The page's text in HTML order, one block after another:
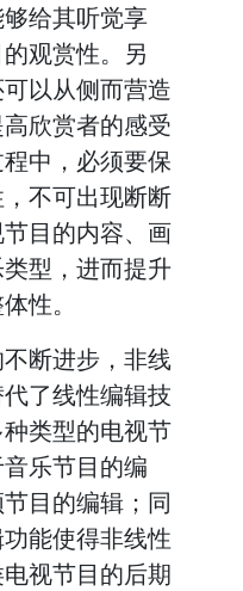
给其听觉享
观赏性。另
以从侧而营造
欣赏者的感受
中，必须要保
不可出现断断
目的内容、画
型，进而提升
性。
断进步，非线
了线性编辑技
类型的电视节
乐节目的编
目的编辑；同
能使得非线性
视节目的后期